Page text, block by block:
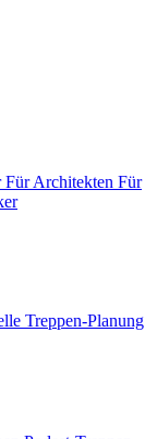
Für Architekten Für
Treppen-Planung